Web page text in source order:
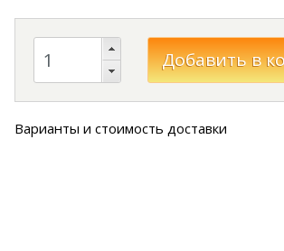
Варианты и стоимость доставки